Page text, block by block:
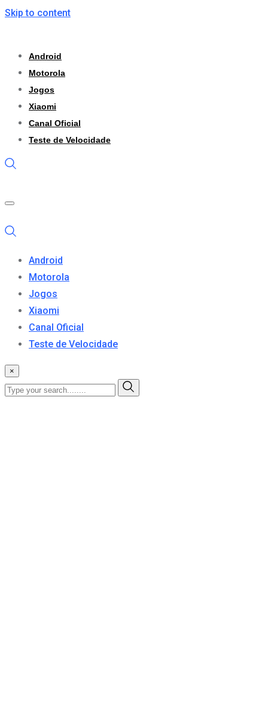
Skip to content
Android
Motorola
Jogos
Xiaomi
Canal Oficial
Teste de Velocidade
Android
Motorola
Jogos
Xiaomi
Canal Oficial
Teste de Velocidade
×